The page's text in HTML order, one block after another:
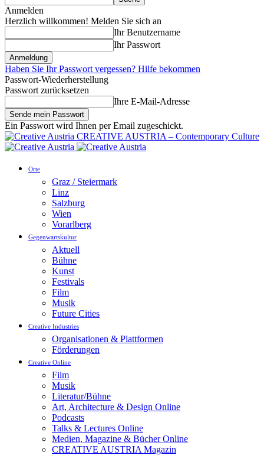
Anmelden
Herzlich willkommen! Melden Sie sich an
Ihr Benutzername
Ihr Passwort
Haben Sie Ihr Passwort vergessen? Hilfe bekommen
Passwort-Wiederherstellung
Passwort zurücksetzen
Ihre E-Mail-Adresse
Ein Passwort wird Ihnen per Email zugeschickt.
CREATIVE AUSTRIA – Contemporary Culture
Orte
Graz / Steiermark
Linz
Salzburg
Wien
Vorarlberg
Gegenwartskultur
Aktuell
Bühne
Kunst
Festivals
Film
Musik
Future Cities
Creative Industries
Organisationen & Plattformen
Förderungen
Creative Online
Film
Musik
Literatur/Bühne
Art, Architecture & Design Online
Podcasts
Talks & Lectures Online
Medien, Magazine & Bücher Online
CREATIVE AUSTRIA Magazin